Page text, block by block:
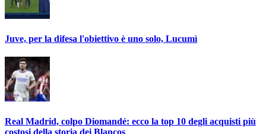
Juve, per la difesa l'obiettivo è uno solo, Lucumì
Real Madrid, colpo Diomandé: ecco la top 10 degli acquisti più